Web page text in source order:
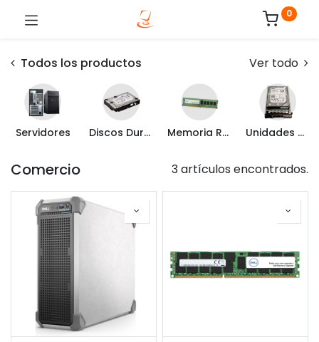
0
Todos los productos Ver todo
Servidores Discos Duros Internos Memoria RAM Unidades de Estado Sólido
Comercio 3 artículos encontrados.